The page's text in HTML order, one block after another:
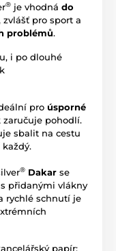
® je vhodná do
zvlášť pro sport a
problémů.
i po dlouhé
pro úsporné
pohodlí.
sbalit na cestu
® Dakar se
přidanými vlákny
rychlé schnutí je
papír: